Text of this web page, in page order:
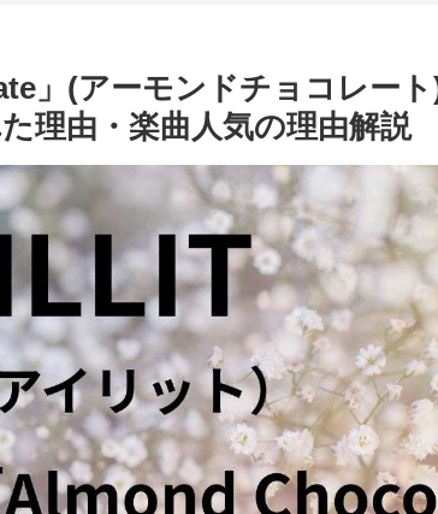
」(アーモンドチョコレー
理由・楽曲人気の理由解説